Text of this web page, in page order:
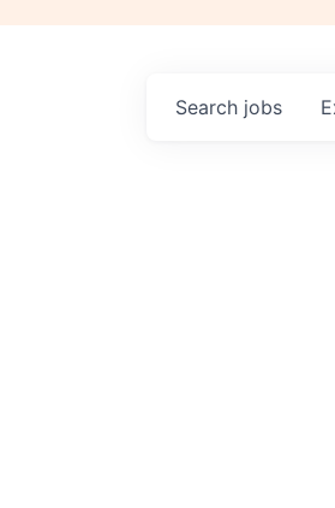
Search jobs